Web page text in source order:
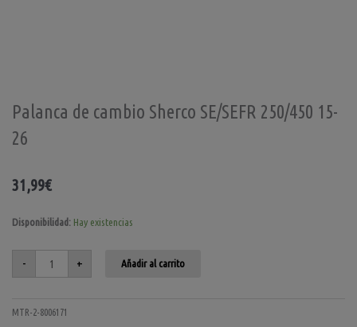
Palanca de cambio Sherco SE/SEFR 250/450 15-
26
31,99€
Disponibilidad: Hay existencias
-
Palanca
de
Sherco
SE/SEFR
250/450
15-
+ Añadir al carrito
MTR-2-8006171